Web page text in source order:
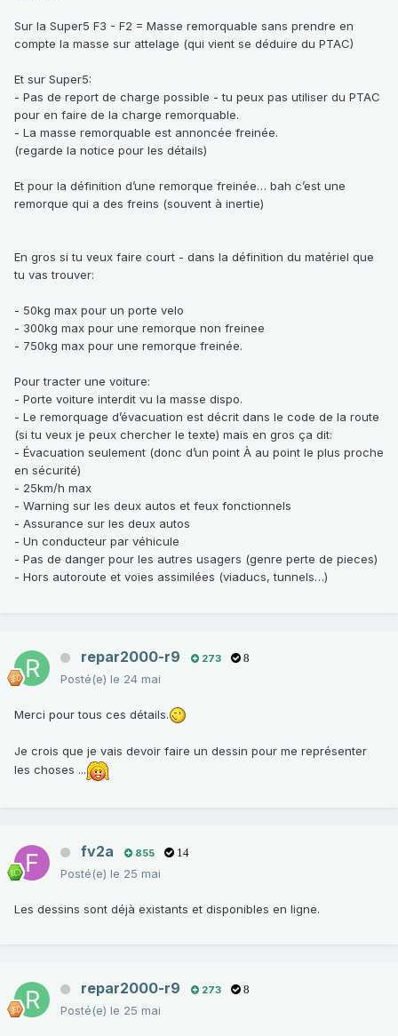
Sur la Super5 F3 - F2 = Masse remorquable sans prendre en
compte la masse sur attelage (qui vient se déduire du PTAC)
Et sur Super5:
- Pas de report de charge possible - tu peux pas utiliser du PTAC
pour en faire de la charge remorquable.
- La masse remorquable est annoncée freinée.
(regarde la notice pour les détails)
Et pour la définition d’une remorque freinée… bah c’est une
remorque qui a des freins (souvent à inertie)
En gros si tu veux faire court - dans la définition du matériel que
tu vas trouver:
- 50kg max pour un porte velo
- 300kg max pour une remorque non freinee
- 750kg max pour une remorque freinée.
Pour tracter une voiture:
- Porte voiture interdit vu la masse dispo.
- Le remorquage d’évacuation est décrit dans le code de la route
(si tu veux je peux chercher le texte) mais en gros ça dit:
- Évacuation seulement (donc d’un point À au point le plus proche
en sécurité)
- 25km/h max
- Warning sur les deux autos et feux fonctionnels
- Assurance sur les deux autos
- Un conducteur par véhicule
- Pas de danger pour les autres usagers (genre perte de pieces)
- Hors autoroute et voies assimilées (viaducs, tunnels…)
repar2000-r9 273 8
Posté(e) le 24 mai
Merci pour tous ces détails.
Je crois que je vais devoir faire un dessin pour me représenter
les choses ...
fv2a 855 14
Posté(e) le 25 mai
Les dessins sont déjà existants et disponibles en ligne.
repar2000-r9 273 8
Posté(e) le 25 mai